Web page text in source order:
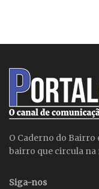
O Caderno do
bairro que circula na
Siga-nos